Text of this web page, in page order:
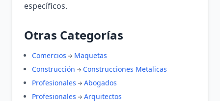
específicos.
Otras Categorías
Comercios
Maquetas
Construcción
Construcciones Metalicas
Profesionales
Abogados
Profesionales
Arquitectos